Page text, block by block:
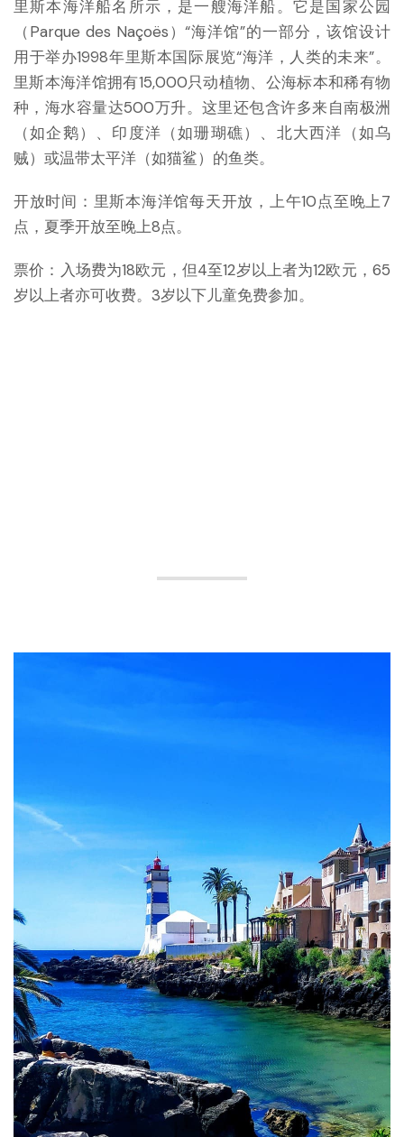
里斯本海洋船名所示，是一艘海洋船。它是国家公园
（Parque des Naçoës）“海洋馆”的一部分，该馆设计
用于举办1998年里斯本国际展览“海洋，人类的未来”。
里斯本海洋馆拥有15,000只动植物、公海标本和稀有物
种，海水容量达500万升。这里还包含许多来自南极洲
（如企鹅）、印度洋（如珊瑚礁）、北大西洋（如乌
贼）或温带太平洋（如猫鲨）的鱼类。
开放时间：里斯本海洋馆每天开放，上午10点至晚上7
点，夏季开放至晚上8点。
票价：入场费为18欧元，但4至12岁以上者为12欧元，65
岁以上者亦可收费。3岁以下儿童免费参加。